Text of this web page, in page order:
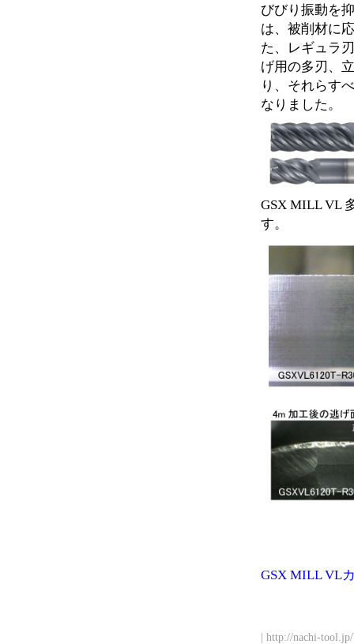
びびり振動を
は、被削材に
た、レギュラ
げ用の多刃、
り、それらす
なりました。
GSX MILL VL
す。
GSX MILL VL
| http://nachi-